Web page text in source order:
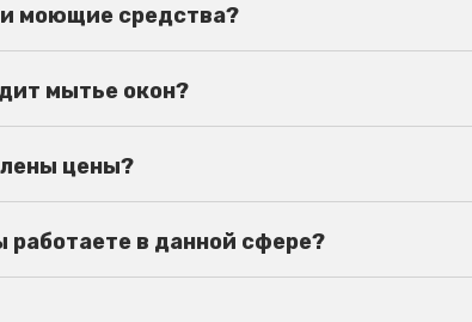
моющие средства?
мытье окон?
цены?
работаете в данной сфере?